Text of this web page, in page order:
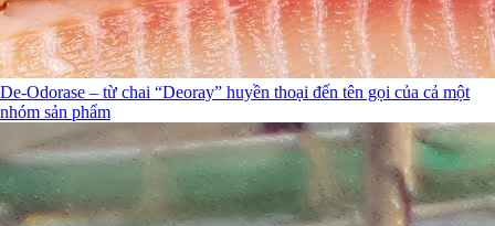
De-Odorase – từ chai “Deoray” huyền thoại đến tên gọi của cả một
nhóm sản phẩm